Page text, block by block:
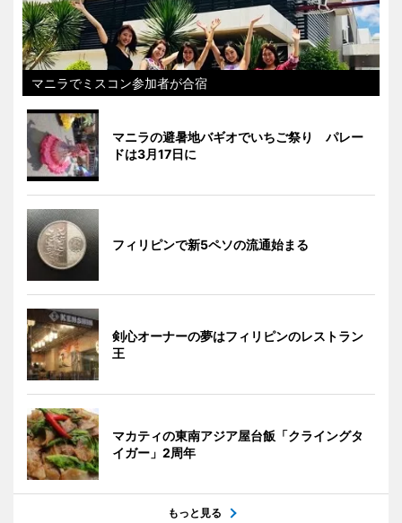
マニラでミスコン参加者が合宿
マニラの避暑地バギオでいちご祭り パレー
ドは3月17日に
フィリピンで新5ペソの流通始まる
剣心オーナーの夢はフィリピンのレストラン
王
マカティの東南アジア屋台飯「クライングタ
イガー」2周年
もっと見る